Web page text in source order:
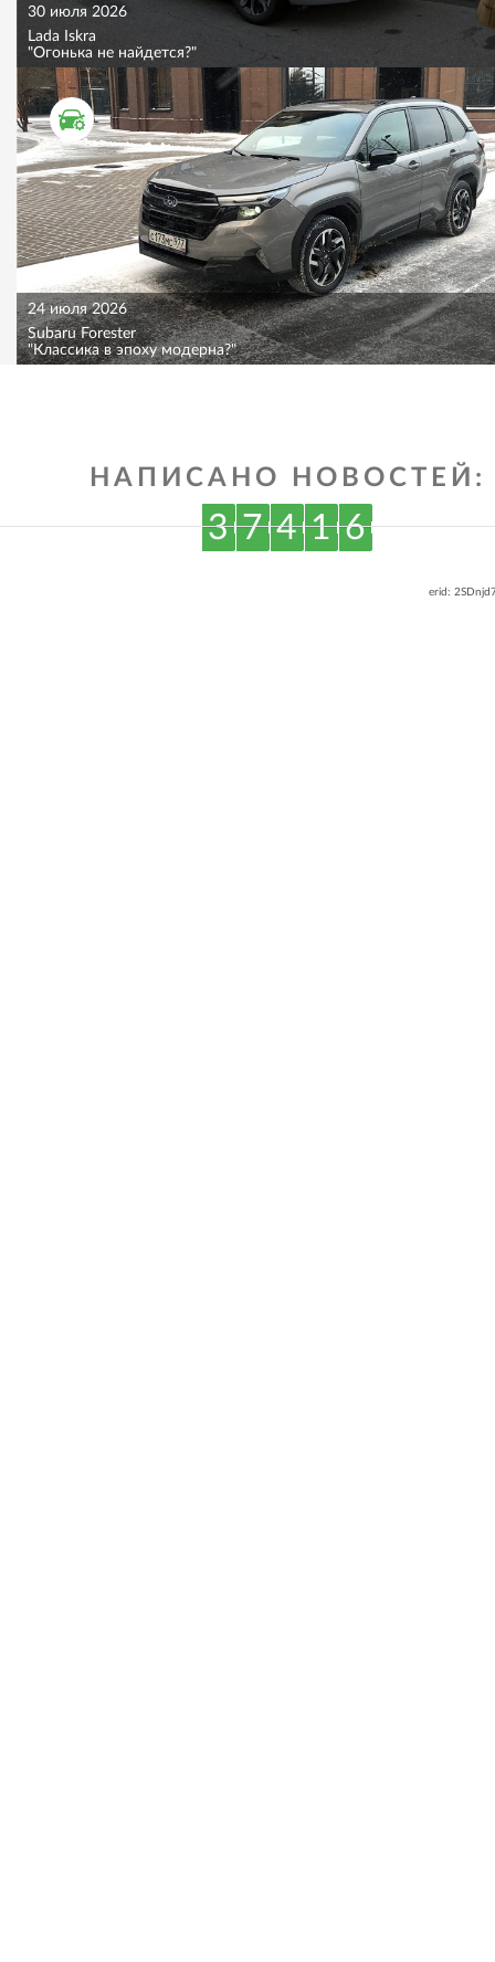
30 июля 2026
Lada Iskra
"Огонька не найдется?"
ТЕСТ ДРАЙВ
24 июля 2026
Subaru Forester
"Классика в эпоху модерна?"
НАПИСАНО НОВОСТЕЙ:
3 7 4 1 6
erid: